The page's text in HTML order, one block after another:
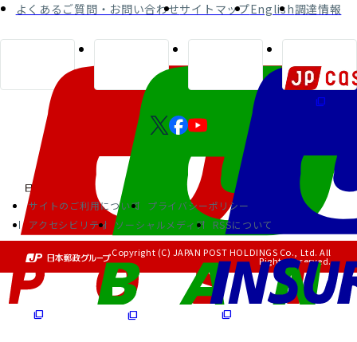
よくあるご質問・お問い合わせサイトマップEnglish調達情報
サイトのご利用について
プライバシーポリシー
アクセシビリティ
ソーシャルメディア RSSについて
Copyright (C) JAPAN POST HOLDINGS Co., Ltd. All
Rights Reserved.